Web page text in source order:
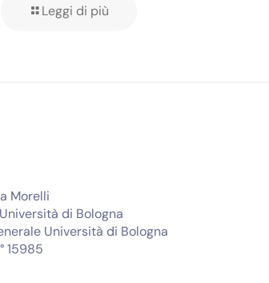
Leggi di più
Morelli
di Bologna
Università di Bologna
15985